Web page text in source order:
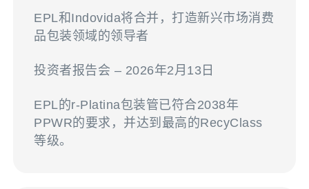
EPL和Indovida将合并，打造新兴市场消费
品包装领域的领导者
投资者报告会 – 2026年2月13日
EPL的r-Platina包装管已符合2038年
PPWR的要求，并达到最高的RecyClass
等级。